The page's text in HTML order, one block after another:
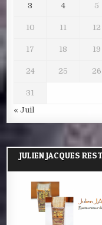
3 4 5
10 11 12
17 18 19
24 25 26
31
« Juil
JULIEN JACQUES